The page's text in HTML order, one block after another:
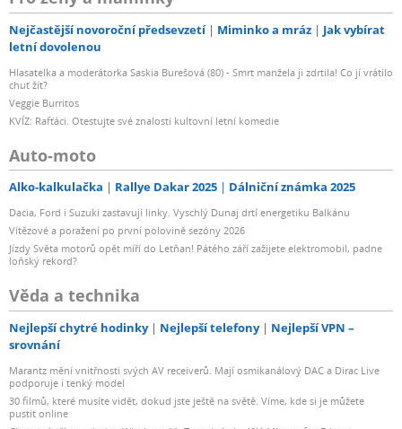
Nejčastější novoroční předsevzetí Miminko a mráz
Jak vybírat
letní dovolenou
Hlasatelka a moderátorka Saskia Burešová (80) - Smrt manžela ji zdrtila! Co jí vrátilo
chuť žít?
Veggie Burritos
KVÍZ: Rafťáci. Otestujte své znalosti kultovní letní komedie
Auto-moto
Alko-kalkulačka Rallye Dakar 2025 Dálniční známka 2025
Dacia, Ford i Suzuki zastavují linky. Vyschlý Dunaj drtí energetiku Balkánu
Vítězové a poražení po první polovině sezóny 2026
Jízdy Světa motorů opět míří do Letňan! Pátého září zažijete elektromobil, padne
loňský rekord?
Věda a technika
Nejlepší chytré hodinky Nejlepší telefony
Nejlepší VPN –
srovnání
Marantz mění vnitřnosti svých AV receiverů. Mají osmikanálový DAC a Dirac Live
podporuje i tenký model
30 filmů, které musíte vidět, dokud jste ještě na světě. Víme, kde si je můžete
pustit online